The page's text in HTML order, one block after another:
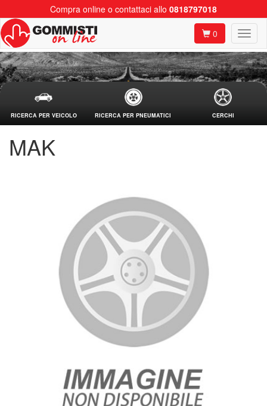
Compra online o contattaci allo 0818797018
0
RICERCA PER VEICOLO RICERCA PER PNEUMATICI CERCHI
MAK